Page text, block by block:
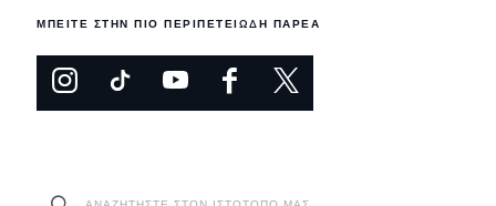
ΜΠΕΙΤΕ ΣΤΗΝ ΠΙΟ ΠΕΡΙΠΕΤΕΙΩΔΗ ΠΑΡΕΑ